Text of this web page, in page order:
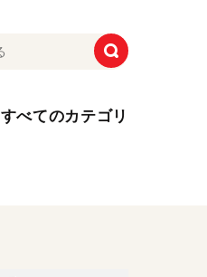
すべてのカテゴリ